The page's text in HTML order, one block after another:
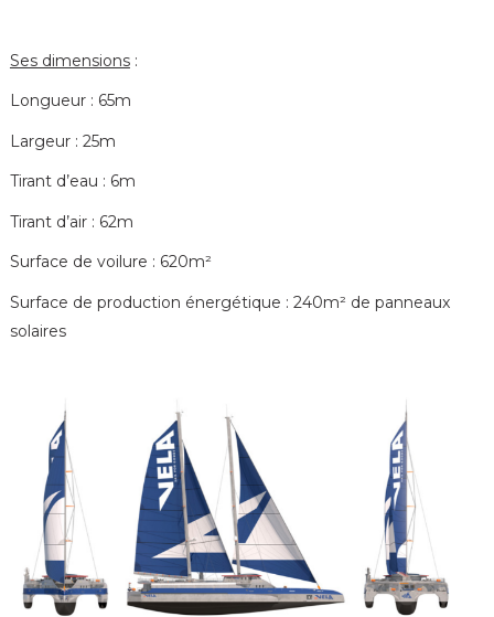
Ses dimensions:
Longueur : 65m
Largeur : 25m
Tirant d’eau : 6m
Tirant d’air : 62m
Surface de voilure : 620m²
Surface de production énergétique : 240m² de panneaux
solaires